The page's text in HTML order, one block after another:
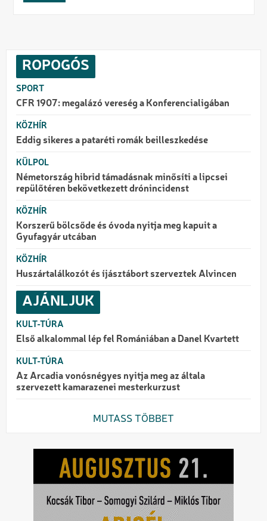
ROPOGÓS
SPORT
CFR 1907: megalázó vereség a Konferencialigában
KÖZHÍR
Eddig sikeres a pataréti romák beilleszkedése
KÜLPOL
Németország hibrid támadásnak minősíti a lipcsei
repülőtéren bekövetkezett drónincidenst
KÖZHÍR
Korszerű bölcsőde és óvoda nyitja meg kapuit a
Gyufagyár utcában
KÖZHÍR
Huszártalálkozót és íjásztábort szerveztek Alvincen
AJÁNLJUK
KULT-TÚRA
Első alkalommal lép fel Romániában a Danel Kvartett
KULT-TÚRA
Az Arcadia vonósnégyes nyitja meg az általa
szervezett kamarazenei mesterkurzust
MUTASS TÖBBET